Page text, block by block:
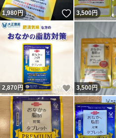
1,980円 いいね！
3,500円
2,870円 いいね！
3,500円